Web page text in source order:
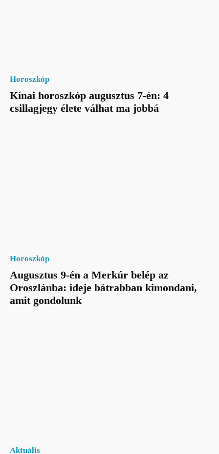
Horoszkóp
Kínai horoszkóp augusztus 7-én: 4
csillagjegy élete válhat ma jobbá
Horoszkóp
Augusztus 9-én a Merkúr belép az
Oroszlánba: ideje bátrabban kimondani,
amit gondolunk
Aktuális